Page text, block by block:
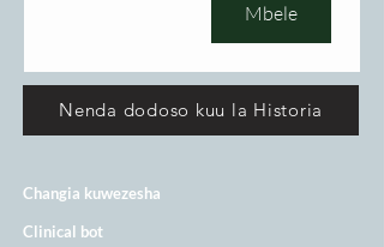
Mbele
Nenda dodoso kuu la Historia
Changia kuwezesha
Clinical bot